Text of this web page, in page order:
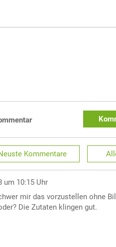
Kommentare
um 10:15 Uhr
mir das vorzustellen ohne
Die Zutaten klingen gut.